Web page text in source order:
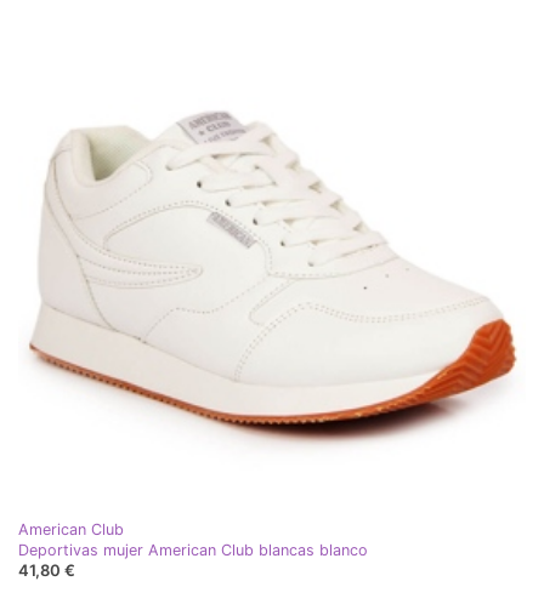
American Club
Deportivas mujer American Club blancas blanco
41,80 €